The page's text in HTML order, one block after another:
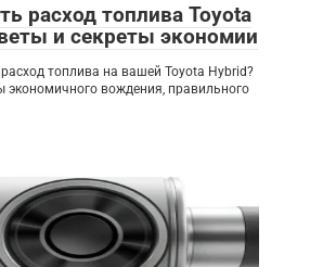
расход топлива Toyota
и секреты экономии
топлива на вашей Toyota Hybrid?
экономичного вождения, правильного